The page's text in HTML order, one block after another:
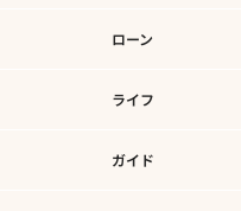
ローン
ライフ
ガイド